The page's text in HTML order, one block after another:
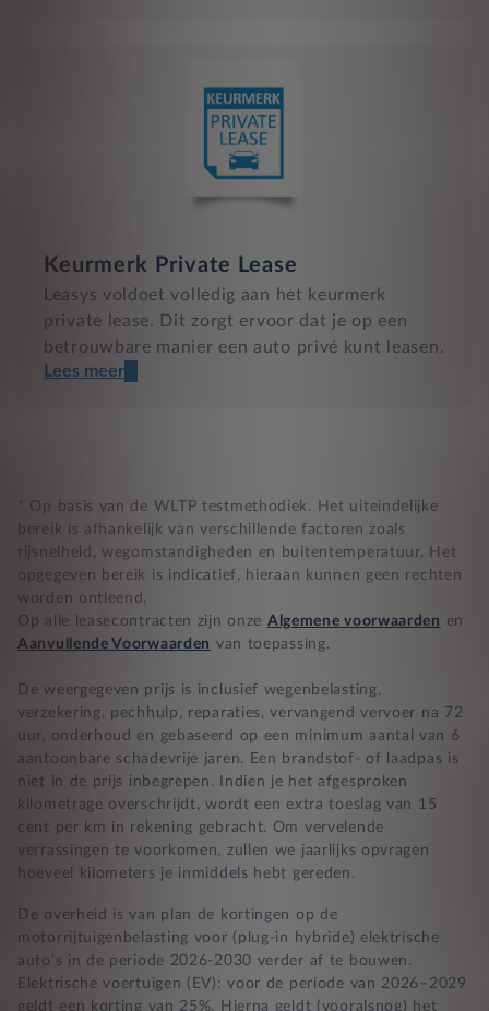
Keurmerk Private Lease
Leasys voldoet volledig aan het keurmerk
private lease. Dit zorgt ervoor dat je op een
betrouwbare manier een auto privé kunt leasen.
Nooit te hoge financiële lasten
BB 14 dagen bedenktijd
Zekerheid bij klachten
Lees meer
* Op basis van de WLTP testmethodiek. Het uiteindelijke
bereik is afhankelijk van verschillende factoren zoals
rijsnelheid, wegomstandigheden en buitentemperatuur. Het
opgegeven bereik is indicatief, hieraan kunnen geen rechten
worden ontleend.
Op alle leasecontracten zijn onze Algemene voorwaarden en
Aanvullende Voorwaarden van toepassing.
De weergegeven prijs is inclusief wegenbelasting,
verzekering, pechhulp, reparaties, vervangend vervoer na 72
uur, onderhoud en gebaseerd op een minimum aantal van 6
aantoonbare schadevrije jaren. Een brandstof- of laadpas is
niet in de prijs inbegrepen. Indien je het afgesproken
kilometrage overschrijdt, wordt een extra toeslag van 15
cent per km in rekening gebracht. Om vervelende
verrassingen te voorkomen, zullen we jaarlijks opvragen
hoeveel kilometers je inmiddels hebt gereden.
De overheid is van plan de kortingen op de
motorrijtuigenbelasting voor (plug-in hybride) elektrische
auto’s in de periode 2026-2030 verder af te bouwen.
Elektrische voertuigen (EV): voor de periode van 2026–2029
geldt een korting van 25%. Hierna geldt (vooralsnog) het